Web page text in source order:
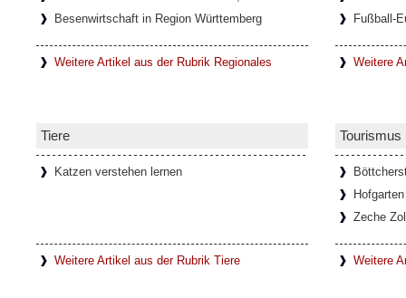
Besenwirtschaft in Region Württemberg
Weitere Artikel aus der Rubrik Regionales
Fußball-
Weitere
Tiere
Katzen verstehen lernen
Weitere Artikel aus der Rubrik Tiere
Tourismus
Zeche
Weitere